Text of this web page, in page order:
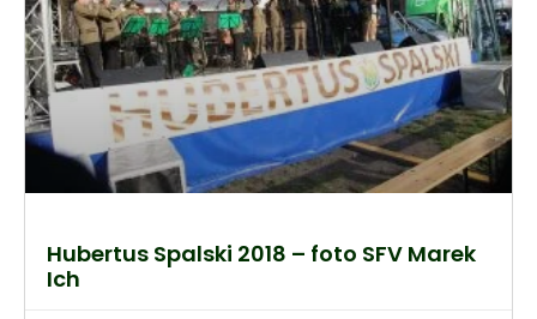
Hubertus Spalski 2018 – foto SFV Marek
Ich